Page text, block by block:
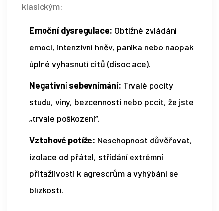
klasickým:
Emoční dysregulace: Obtížné zvládání
emocí, intenzivní hněv, panika nebo naopak
úplné vyhasnutí citů (disociace).
Negativní sebevnímání: Trvalé pocity
studu, viny, bezcennosti nebo pocit, že jste
„trvale poškození“.
Vztahové potíže: Neschopnost důvěřovat,
izolace od přátel, střídání extrémní
přitažlivosti k agresorům a vyhýbání se
blízkosti.